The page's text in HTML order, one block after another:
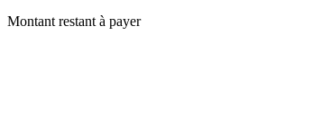
Montant restant à payer